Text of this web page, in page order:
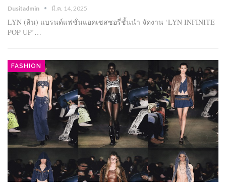
Dusitadmin มี.ค. 14, 2025
LYN (ลิน) แบรนด์แฟชั่นแอคเซสซอรี่ชั้นนำ จัดงาน ‘LYN INFINITE
POP UP’…
FASHION